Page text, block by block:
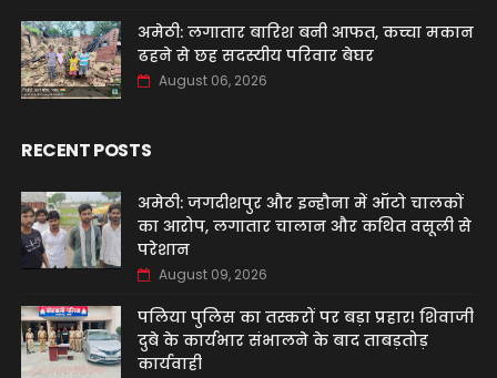
अमेठी: लगातार बारिश बनी आफत, कच्चा मकान
ढहने से छह सदस्यीय परिवार बेघर
August 06, 2026
RECENT POSTS
अमेठी: जगदीशपुर और इन्हौना में ऑटो चालकों
का आरोप, लगातार चालान और कथित वसूली से
परेशान
August 09, 2026
पलिया पुलिस का तस्करों पर बड़ा प्रहार! शिवाजी
दुबे के कार्यभार संभालने के बाद ताबड़तोड़
कार्यवाही